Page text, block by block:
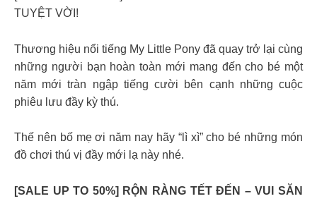
TUYỆT VỜI! ​
Thương hiệu nổi tiếng My Little Pony đã quay trở lại cùng
những người bạn hoàn toàn mới mang đến cho bé một
năm mới tràn ngập tiếng cười bên cạnh những cuộc
phiêu lưu đầy kỳ thú.​
Thế nên bố mẹ ơi năm nay hãy “lì xì” cho bé những món
đồ chơi thú vị đầy mới lạ này nhé.​
[SALE UP TO 50%] RỘN RÀNG TẾT ĐẾN – VUI SĂN